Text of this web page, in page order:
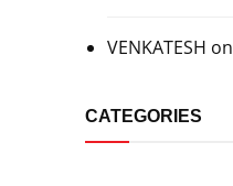
VENKATESH on
CATEGORIES